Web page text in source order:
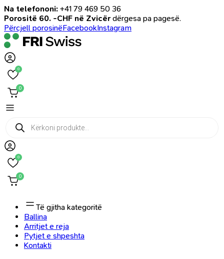
Na telefononi: +41 79 469 50 36
Porositë 60. -CHF në Zvicër dërgesa pa pagesë.
Përcjell porosinëFacebookInstagram
0
0
Products
search
0
0
Të gjitha kategoritë
Ballina
Arritjet e reja
Pytjet e shpeshta
Kontakti